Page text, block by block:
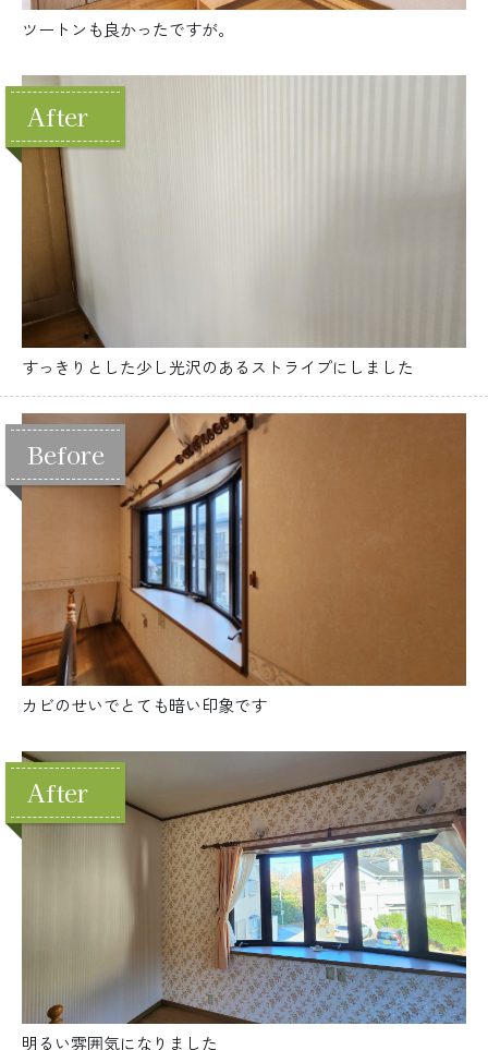
ツートンも良かったですが。
すっきりとした少し光沢のあるストライプにしました
カビのせいでとても暗い印象です
明るい雰囲気になりました